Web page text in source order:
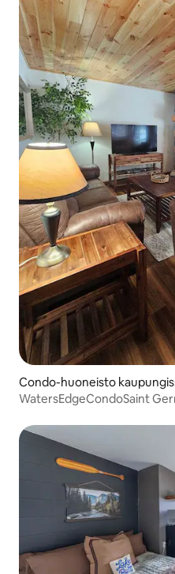
Condo-huoneisto
WatersEdgeCondoSaint